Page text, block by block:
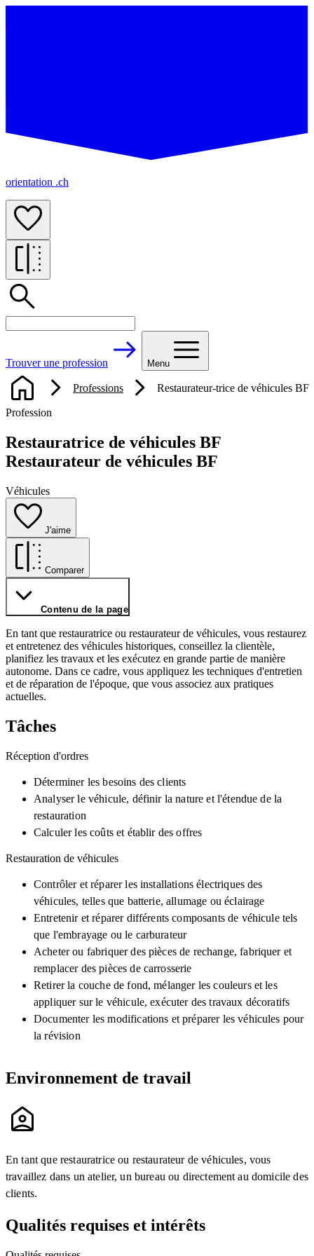
orientation .ch
Trouver une profession Menu
Professions Restaurateur-trice de véhicules BF
Profession
Restauratrice de véhicules BF
Restaurateur de véhicules BF
Véhicules
J'aime
Comparer
Contenu de la page
En tant que restauratrice ou restaurateur de véhicules, vous restaurez
et entretenez des véhicules historiques, conseillez la clientèle,
planifiez les travaux et les exécutez en grande partie de manière
autonome. Dans ce cadre, vous appliquez les techniques d'entretien
et de réparation de l'époque, que vous associez aux pratiques
actuelles.
Tâches
Réception d'ordres
Déterminer les besoins des clients
Analyser le véhicule, définir la nature et l'étendue de la
restauration
Calculer les coûts et établir des offres
Restauration de véhicules
Contrôler et réparer les installations électriques des
véhicules, telles que batterie, allumage ou éclairage
Entretenir et réparer différents composants de véhicule tels
que l'embrayage ou le carburateur
Acheter ou fabriquer des pièces de rechange, fabriquer et
remplacer des pièces de carrosserie
Retirer la couche de fond, mélanger les couleurs et les
appliquer sur le véhicule, exécuter des travaux décoratifs
Documenter les modifications et préparer les véhicules pour
la révision
Environnement de travail
En tant que restauratrice ou restaurateur de véhicules, vous
travaillez dans un atelier, un bureau ou directement au domicile des
clients.
Qualités requises et intérêts